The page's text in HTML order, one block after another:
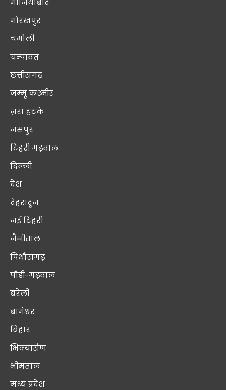
गोरखपुर
चमोली
चम्पावत
छत्तीसगढ़
जम्मू कश्मीर
ज़रा हटके
जसपुर
टिहरी गढ़वाल
दिल्ली
देश
देहरादून
नई टिहरी
नैनीताल
पिथौरागढ़
पौड़ी-गढ़वाल
बरेली
बागेश्वर
बिहार
भिक्यासैण
भीमताल
मध्य प्रदेश